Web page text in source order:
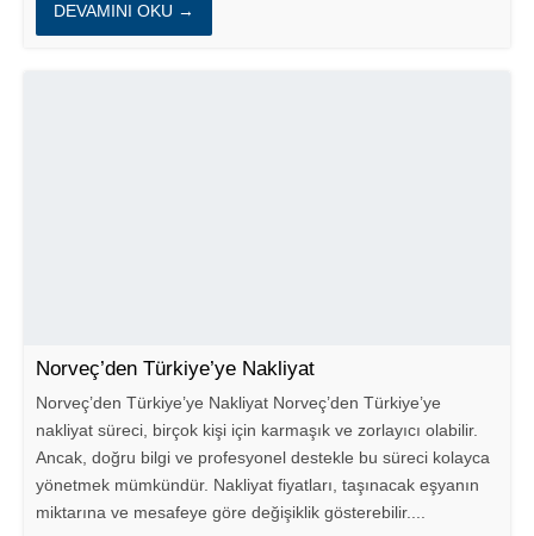
DEVAMINI OKU →
Norveç’den Türkiye’ye Nakliyat
Norveç’den Türkiye’ye Nakliyat Norveç’den Türkiye’ye
nakliyat süreci, birçok kişi için karmaşık ve zorlayıcı olabilir.
Ancak, doğru bilgi ve profesyonel destekle bu süreci kolayca
yönetmek mümkündür. Nakliyat fiyatları, taşınacak eşyanın
miktarına ve mesafeye göre değişiklik gösterebilir....